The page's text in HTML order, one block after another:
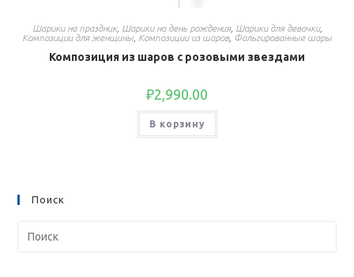
Шарики на праздник, Шарики на день рождения, Шарики для девочки,
Композиции для женщины Композиции из шаров, Фольгированные шары
Композиция из шаров с розовыми звездами
₽2,990.00
В корзину
Поиск